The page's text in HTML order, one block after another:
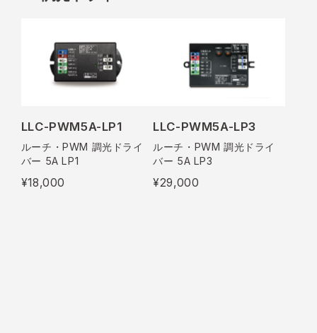
LLC-PWM5A-LP1
ルーチ・PWM 調光ドライ
バー 5A LP1
¥18,000
LLC-PWM5A-LP3
ルーチ・PWM 調光ドライ
バー 5A LP3
¥29,000